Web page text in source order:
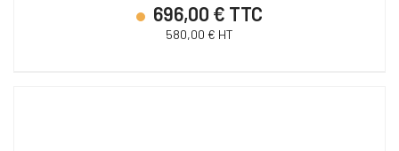
696,00 € TTC
580,00 € HT